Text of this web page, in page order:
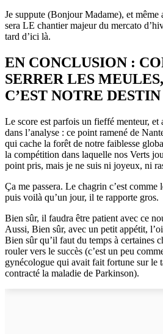
Je suppute (Bonjour Madame), et même
sera LE chantier majeur du mercato
tard d’ici là.
EN CONCLUSION :
SERRER LES
C’EST NOTRE DESTIN
Le score est parfois un fieffé menteur, et
dans l’analyse : ce point ramené de
qui cache la forêt de notre faiblesse
la compétition dans laquelle nos Verts
point pris, mais je ne suis ni joyeux, ni
Ça me passera. Le chagrin c’est
puis voilà qu’un jour, il te rapporte gros.
Bien sûr, il faudra être patient avec ce
Aussi, Bien sûr, avec un petit appétit,
Bien sûr qu’il faut du temps à certaines
rouler vers le succès (c’est un peu
gynécologue qui avait fait fortune sur le
contracté la maladie de Parkinson).